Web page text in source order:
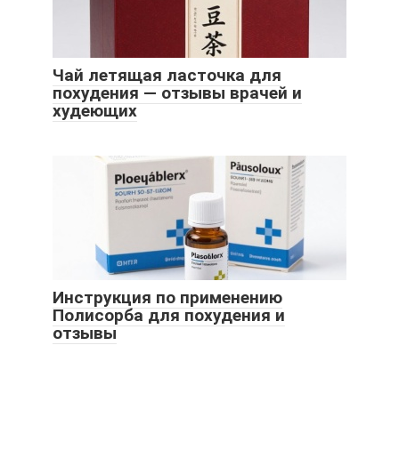
Чай летящая ласточка для
похудения — отзывы врачей и
худеющих
Инструкция по применению
Полисорба для похудения и
отзывы